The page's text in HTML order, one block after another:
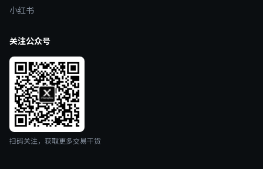
小红书
关注公众号
扫码关注，获取更多交易干货